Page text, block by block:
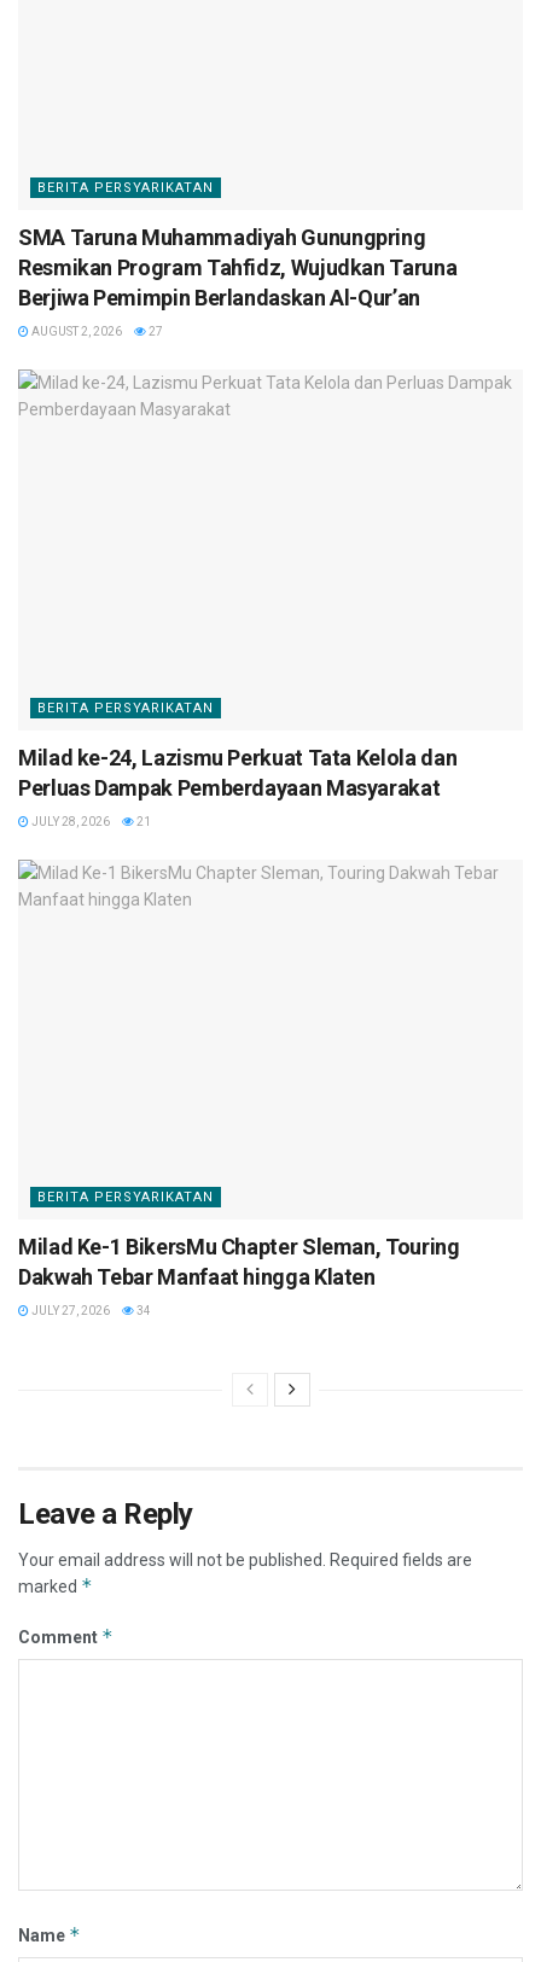
BERITA PERSYARIKATAN
SMA Taruna Muhammadiyah Gunungpring
Resmikan Program Tahfidz, Wujudkan Taruna
Berjiwa Pemimpin Berlandaskan Al-Qur’an
AUGUST 2, 2026 27
BERITA PERSYARIKATAN
Milad ke-24, Lazismu Perkuat Tata Kelola dan
Perluas Dampak Pemberdayaan Masyarakat
JULY 28, 2026 21
BERITA PERSYARIKATAN
Milad Ke-1 BikersMu Chapter Sleman, Touring
Dakwah Tebar Manfaat hingga Klaten
JULY 27, 2026 34
Leave a Reply
Your email address will not be published. Required fields are
marked *
Comment *
Name *